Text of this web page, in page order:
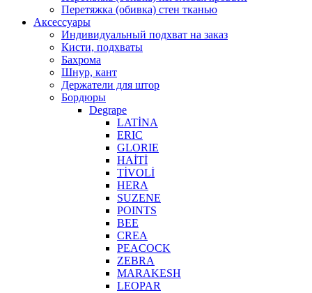
Перетяжка (обивка) стен тканью
Аксессуары
Индивидуальный подхват на заказ
Кисти, подхваты
Бахрома
Шнур, кант
Держатели для штор
Бордюры
Degrape
LATİNA
ERIC
GLORIE
HAİTİ
TİVOLİ
HERA
SUZENE
POINTS
BEE
CREA
PEACOCK
ZEBRA
MARAKESH
LEOPAR